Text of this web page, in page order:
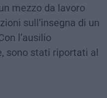
mezzo da lavoro
sull’insegna di un
l’ausilio
sono stati riportati al